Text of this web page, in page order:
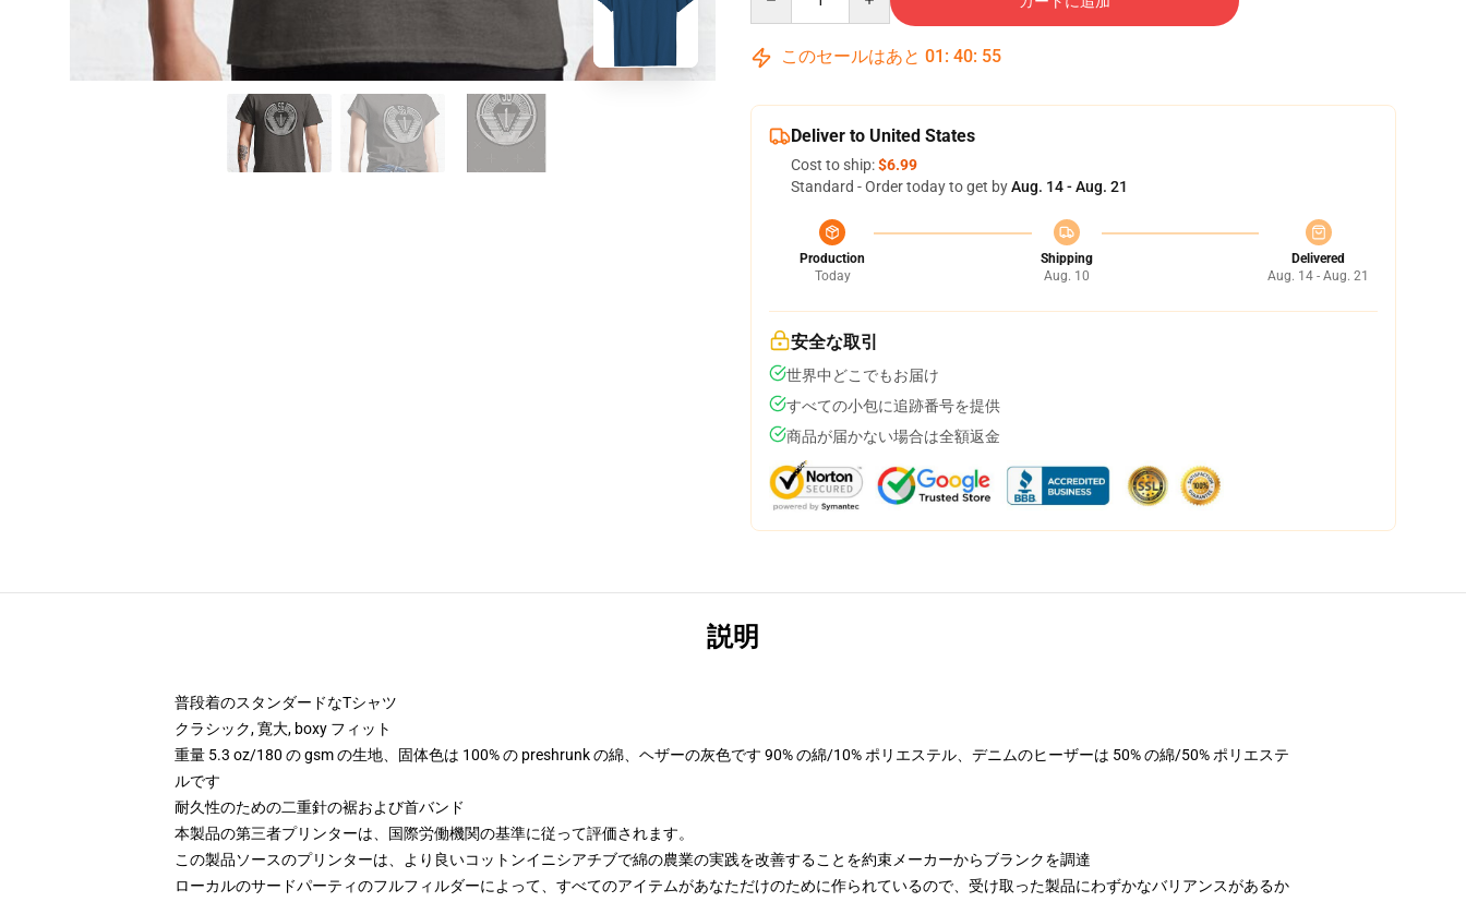
このセールはあと 01 : 40: 54
Deliver to United States
Cost to ship:$6.99
Standard - Order today to get byAug. 14 - Aug. 21
Production
Today
Shipping
Aug. 10
Delivered
Aug. 14 - Aug. 21
安全な取引
世界中どこでもお届け
すべての小包に追跡番号を提供
商品が届かない場合は全額返金
説明
普段着のスタンダードなTシャツ
クラシック, 寛大, boxy フィット
重量 5.3 oz/180 の gsm の生地、固体色は 100% の preshrunk の綿、ヘザーの灰色です 90% の綿/10% ポリエステル、デニムのヒーザーは 50% の綿/50% ポリエステ
ルです
耐久性のための二重針の裾および首バンド
本製品の第三者プリンターは、国際労働機関の基準に従って評価されます。
この製品ソースのプリンターは、より良いコットンイニシアチブで綿の農業の実践を改善することを約束メーカーからブランクを調達
ローカルのサードパーティのフルフィルダーによって、すべてのアイテムがあなただけのために作られているので、受け取った製品にわずかなバリアンスがあるか